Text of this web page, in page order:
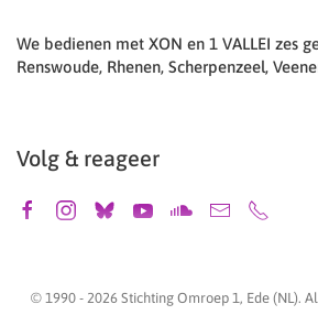
We bedienen met XON en 1 VALLEI zes
Renswoude, Rhenen, Scherpenzeel,
Volg & reageer
© 1990 - 2026 Stichting Omroep 1, Ede (NL).